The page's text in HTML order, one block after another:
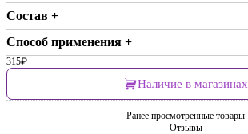
Состав +
Способ применения +
315₽
Наличие в магазинах
Ранее просмотренные товары
Отзывы